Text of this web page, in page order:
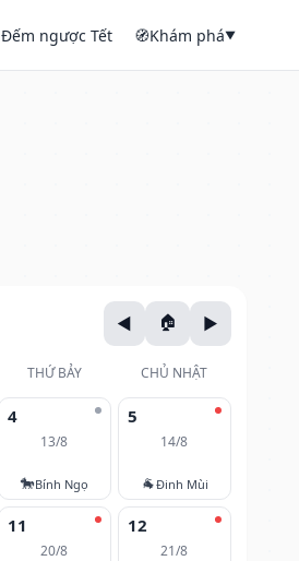
Đếm ngược Tết 🧭Khám phá▼
THỨ BẢY CHỦ NHẬT
4
13/8
🐎Bính Ngọ
5
14/8
🐐Đinh Mùi
11
20/8
12
21/8